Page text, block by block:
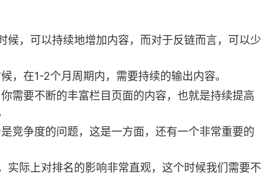
，可以持续地增加内容，而对于反链而言，可以少
在1-2个月周期内，需要持续的输出内容。
要不断的丰富栏目页面的内容，也就是持续提高
竞争度的问题，这是一方面，还有一个非常重要的
际上对排名的影响非常直观，这个时候我们需要不